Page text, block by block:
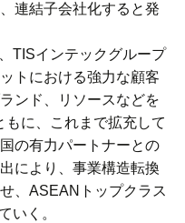
連結子会社化すると発
TISインテックグループ
トにおける強力な顧客
ンド、リソースなどを
に、これまで拡充して
の有力パートナーとの
により、事業構造転換
、ASEANトップクラス
いく。